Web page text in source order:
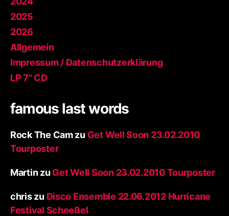
2025
2026
Allgemein
Impressum / Datenschutzerklärung
LP 7" CD
famous last words
Rock The Camzu Get Well Soon 23.02.2010
Tourposter
Martinzu Get Well Soon 23.02.2010 Tourposter
chriszu Disco Ensemble 22.06.2012 Hurricane
Festival Scheeßel